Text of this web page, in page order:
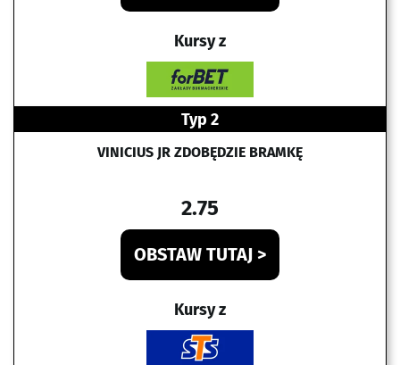
Kursy z
Typ 2
VINICIUS JR ZDOBĘDZIE BRAMKĘ
2.75
OBSTAW TUTAJ >
Kursy z